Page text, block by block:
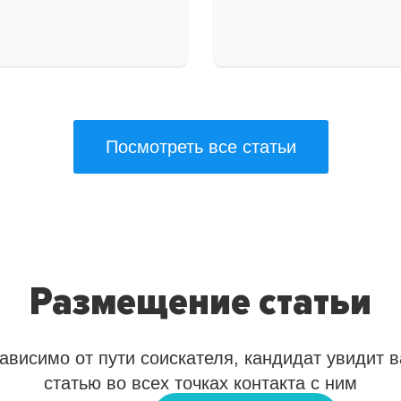
Посмотреть все статьи
Размещение статьи
от пути соискателя, кандидат увидит
статью во всех точках контакта с ним